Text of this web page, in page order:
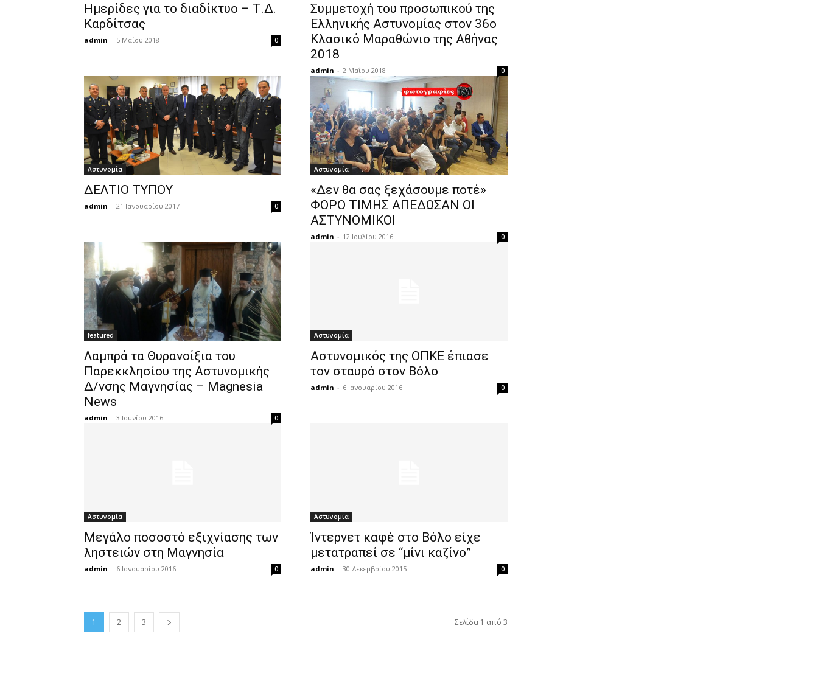
Ημερίδες για το διαδίκτυο – Τ.Δ.
Καρδίτσας
admin - 5 Μαΐου 2018 0
Συμμετοχή του προσωπικού της
Ελληνικής Αστυνομίας στον 36ο
Κλασικό Μαραθώνιο της Αθήνας
2018
admin - 2 Μαΐου 2018 0
Αστυνομία
ΔΕΛΤΙΟ ΤΥΠΟΥ
admin - 21 Ιανουαρίου 2017 0
Αστυνομία
«Δεν θα σας ξεχάσουμε ποτέ»
ΦΟΡΟ ΤΙΜΗΣ ΑΠΕΔΩΣΑΝ ΟΙ
ΑΣΤΥΝΟΜΙΚΟΙ
admin - 12 Ιουλίου 2016 0
featured
Λαμπρά τα Θυρανοίξια του
Παρεκκλησίου της Αστυνομικής
Δ/νσης Μαγνησίας – Magnesia
News
admin - 3 Ιουνίου 2016 0
Αστυνομία
Αστυνομικός της ΟΠΚΕ έπιασε
τον σταυρό στον Βόλο
admin - 6 Ιανουαρίου 2016 0
Αστυνομία
Μεγάλο ποσοστό εξιχνίασης των
ληστειών στη Μαγνησία
admin - 6 Ιανουαρίου 2016 0
Αστυνομία
Ίντερνετ καφέ στο Βόλο είχε
μετατραπεί σε “μίνι καζίνο”
admin - 30 Δεκεμβρίου 2015 0
1 2 3 Σελίδα 1 από 3